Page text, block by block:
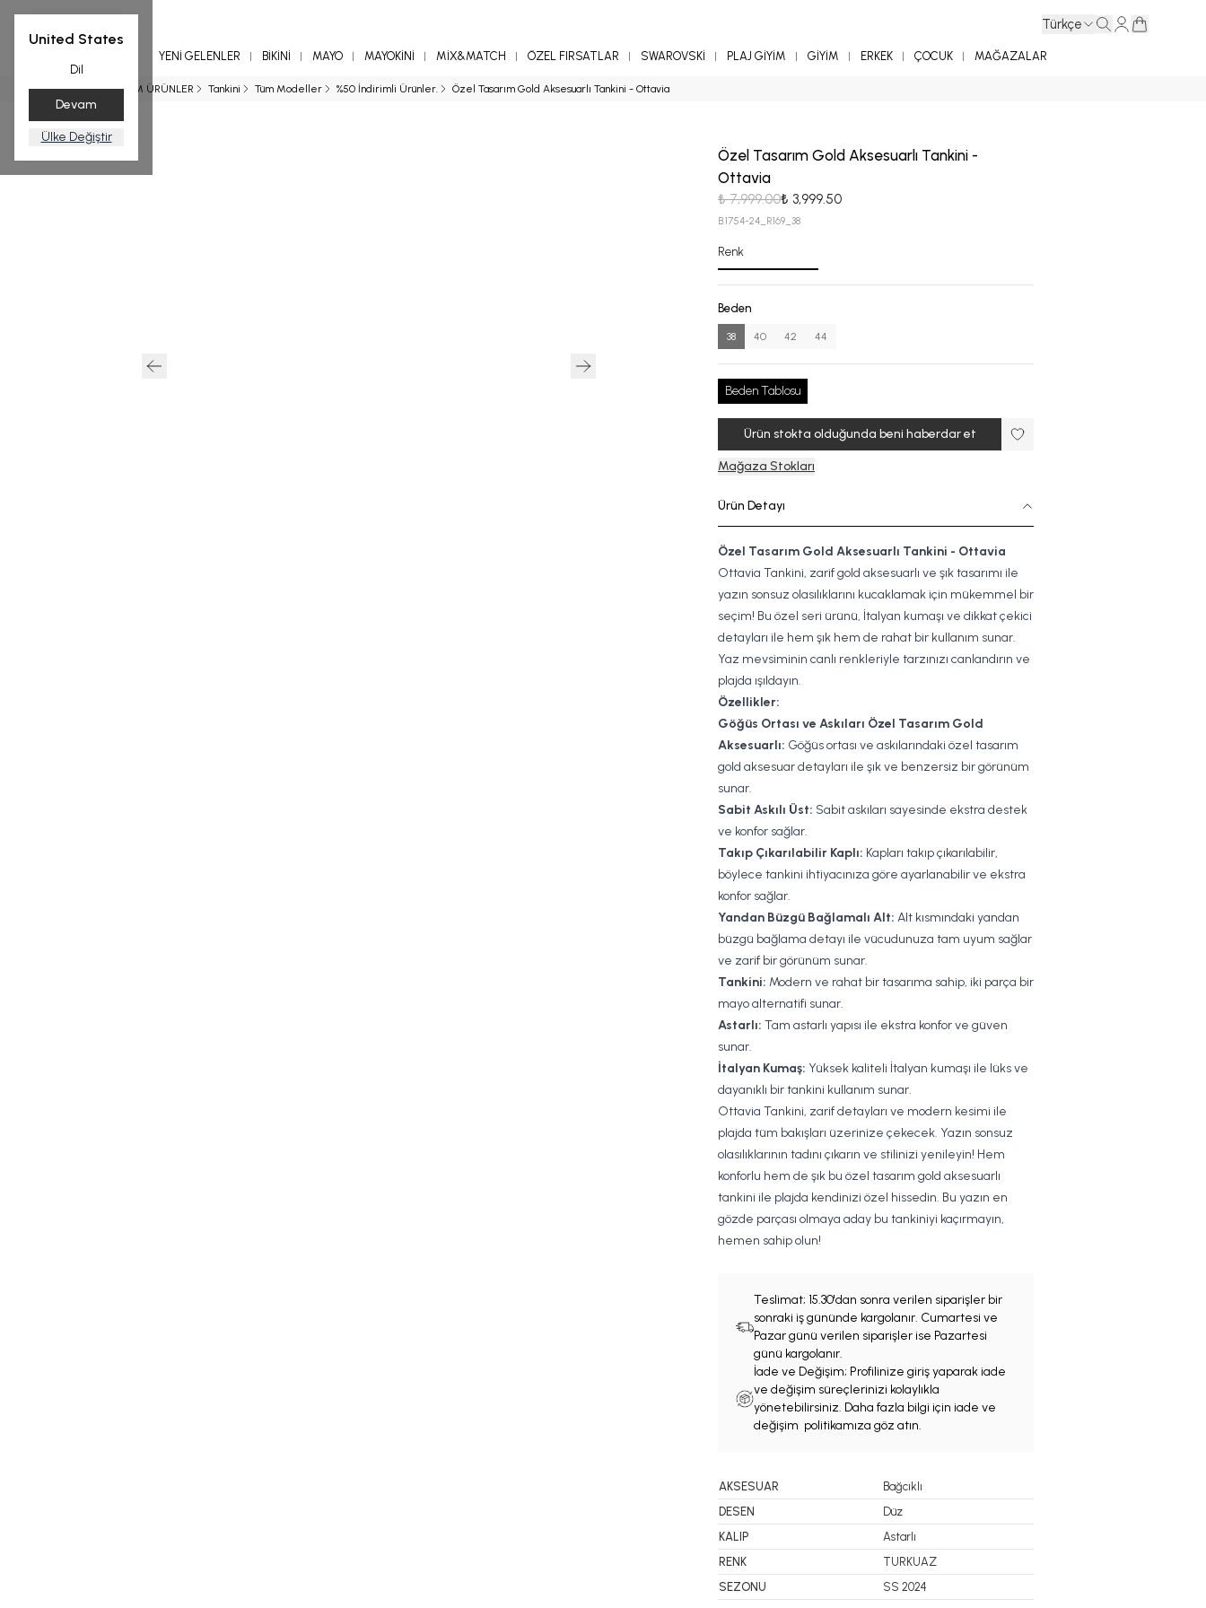
United States
Dil
Devam
Ülke Değiştir
Türkçe
YENİ GELENLER BİKİNİ MAYO MAYOKİNİ MİX&MATCH ÖZEL FIRSATLAR SWAROVSKİ PLAJ GİYİM GİYİM ERKEK ÇOCUK MAĞAZALAR
Ana Sayfa TÜM ÜRÜNLER Tankini Tüm Modeller %50 İndirimli Ürünler. Özel Tasarım Gold Aksesuarlı Tankini - Ottavia
Özel Tasarım Gold Aksesuarlı Tankini -
Ottavia
₺ 7,999.00₺ 3,999.50
B.1754-24_R169_38
Renk
Beden
38 40 42 44
Beden Tablosu
Ürün stokta olduğunda beni haberdar et
Mağaza Stokları
Ürün Detayı
Özel Tasarım Gold Aksesuarlı Tankini - Ottavia
Ottavia Tankini, zarif gold aksesuarlı ve şık tasarımı ile
yazın sonsuz olasılıklarını kucaklamak için mükemmel bir
seçim! Bu özel seri ürünü, İtalyan kumaşı ve dikkat çekici
detayları ile hem şık hem de rahat bir kullanım sunar.
Yaz mevsiminin canlı renkleriyle tarzınızı canlandırın ve
plajda ışıldayın.
Özellikler:
Göğüs Ortası ve Askıları Özel Tasarım Gold
Aksesuarlı: Göğüs ortası ve askılarındaki özel tasarım
gold aksesuar detayları ile şık ve benzersiz bir görünüm
sunar.
Sabit Askılı Üst: Sabit askıları sayesinde ekstra destek
ve konfor sağlar.
Takıp Çıkarılabilir Kaplı: Kapları takıp çıkarılabilir,
böylece tankini ihtiyacınıza göre ayarlanabilir ve ekstra
konfor sağlar.
Yandan Büzgü Bağlamalı Alt: Alt kısmındaki yandan
büzgü bağlama detayı ile vücudunuza tam uyum sağlar
ve zarif bir görünüm sunar.
Tankini: Modern ve rahat bir tasarıma sahip, iki parça bir
mayo alternatifi sunar.
Astarlı: Tam astarlı yapısı ile ekstra konfor ve güven
sunar.
İtalyan Kumaş: Yüksek kaliteli İtalyan kumaşı ile lüks ve
dayanıklı bir tankini kullanım sunar.
Ottavia Tankini, zarif detayları ve modern kesimi ile
plajda tüm bakışları üzerinize çekecek. Yazın sonsuz
olasılıklarının tadını çıkarın ve stilinizi yenileyin! Hem
konforlu hem de şık bu özel tasarım gold aksesuarlı
tankini ile plajda kendinizi özel hissedin. Bu yazın en
gözde parçası olmaya aday bu tankiniyi kaçırmayın,
hemen sahip olun!
Teslimat; 15.30'dan sonra verilen siparişler bir
sonraki iş gününde kargolanır. Cumartesi ve
Pazar günü verilen siparişler ise Pazartesi
günü kargolanır.
İade ve Değişim; Profilinize giriş yaparak iade
ve değişim süreçlerinizi kolaylıkla
yönetebilirsiniz. Daha fazla bilgi için iade ve
değişim politikamıza göz atın.
AKSESUAR
Bağcıklı
DESEN
Düz
KALIP
Astarlı
RENK
TURKUAZ
SEZONU
SS 2024